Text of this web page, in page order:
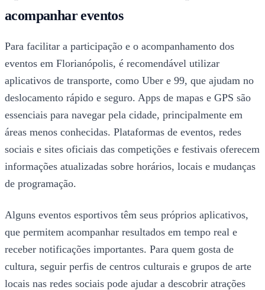
acompanhar eventos
Para facilitar a participação e o acompanhamento dos
eventos em Florianópolis, é recomendável utilizar
aplicativos de transporte, como Uber e 99, que ajudam no
deslocamento rápido e seguro. Apps de mapas e GPS são
essenciais para navegar pela cidade, principalmente em
áreas menos conhecidas. Plataformas de eventos, redes
sociais e sites oficiais das competições e festivais oferecem
informações atualizadas sobre horários, locais e mudanças
de programação.
Alguns eventos esportivos têm seus próprios aplicativos,
que permitem acompanhar resultados em tempo real e
receber notificações importantes. Para quem gosta de
cultura, seguir perfis de centros culturais e grupos de arte
locais nas redes sociais pode ajudar a descobrir atrações